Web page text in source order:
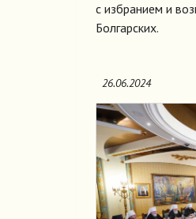
с избранием и
Болгарских.
26.06.2024